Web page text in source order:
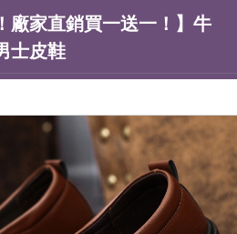
廠家直銷買一送一！】牛
士皮鞋